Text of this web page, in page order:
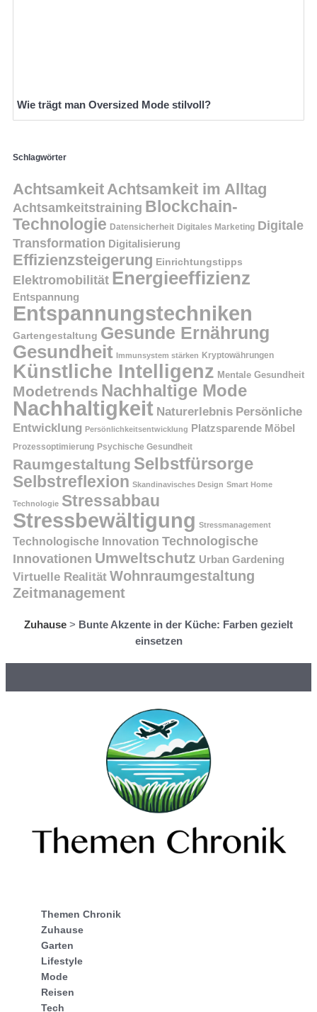
Wie trägt man Oversized Mode stilvoll?
Schlagwörter
Achtsamkeit Achtsamkeit im Alltag
Achtsamkeitstraining Blockchain-
Technologie Datensicherheit Digitales Marketing Digitale
Transformation Digitalisierung
Effizienzsteigerung Einrichtungstipps
Elektromobilität Energieeffizienz
Entspannung
Entspannungstechniken
Gartengestaltung Gesunde Ernährung
Gesundheit Immunsystem stärken Kryptowährungen
Künstliche Intelligenz Mentale Gesundheit
Modetrends Nachhaltige Mode
Nachhaltigkeit Naturerlebnis Persönliche
Entwicklung Persönlichkeitsentwicklung Platzsparende Möbel
Prozessoptimierung Psychische Gesundheit
Raumgestaltung Selbstfürsorge
Selbstreflexion Skandinavisches Design Smart Home
Technologie Stressabbau
Stressbewältigung Stressmanagement
Technologische Innovation Technologische
Innovationen Umweltschutz Urban Gardening
Virtuelle Realität Wohnraumgestaltung
Zeitmanagement
Zuhause > Bunte Akzente in der Küche: Farben gezielt
einsetzen
Themen Chronik
Zuhause
Garten
Lifestyle
Mode
Reisen
Tech